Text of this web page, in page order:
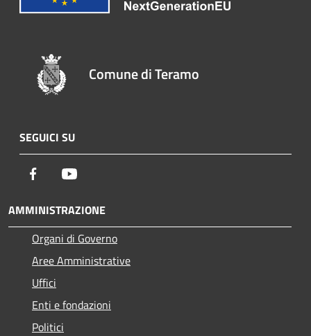
Comune di Teramo
SEGUICI SU
Facebook
AMMINISTRAZIONE
Organi di Governo
Aree Amministrative
Uffici
Enti e fondazioni
Politici